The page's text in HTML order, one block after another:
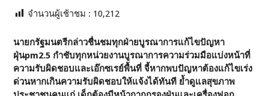
จำนวนผู้เช้าชม : 10,212
นายกรัฐมนตรีกล่าวชื่นชมทุกฝ่ายบูรณาการแก้ไขปัญหา
ฝุ่นpm2.5 กำชับทุกหน่วยงานบูรณาการความร่วมมือแบ่งหน้าที่
ความรับผิดชอบและเอ๊กซเรย์พื้นที่ จี้หากพบปัญหาต้องแก้ไขเร่ง
ด่วนหากเกินความรับผิดชอบให้แจ้งได้ทันที ย้ำดูแลสุขภาพ